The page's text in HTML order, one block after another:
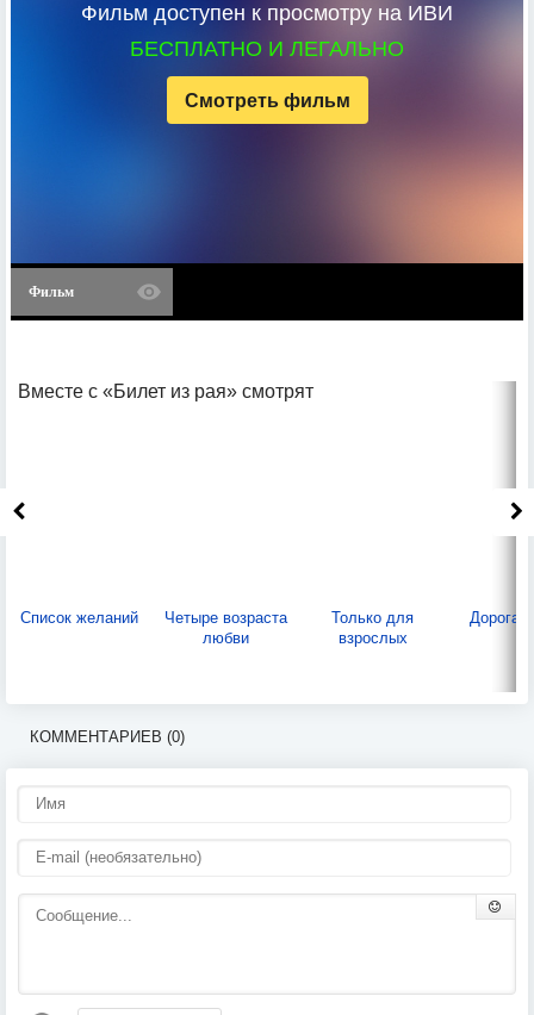
Фильм доступен к просмотру на ИВИ
БЕСПЛАТНО И ЛЕГАЛЬНО
Смотреть фильм
Фильм
Вместе с «Билет из рая» смотрят
Список желаний
Четыре возраста
любви
Только для
взрослых
Дорога
КОММЕНТАРИЕВ (0)